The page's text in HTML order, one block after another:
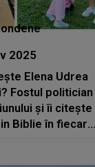
2025
Elena Udrea
Fostul politician
și îi citește
Biblie în fiecare